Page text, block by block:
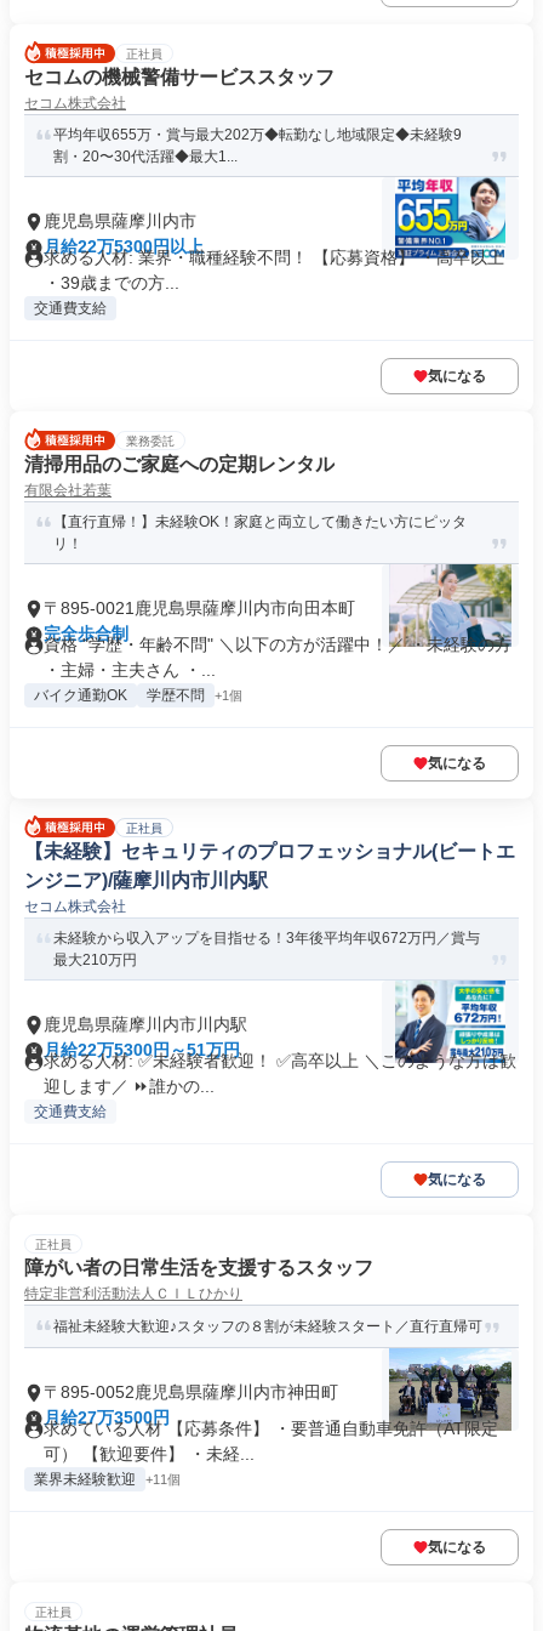
正社員
セコムの機械警備サービススタッフ
セコム株式会社
平均年収655万・賞与最大202万◆転勤なし地域限定◆未経験9
割・20〜30代活躍◆最大1...
鹿児島県薩摩川内市
月給22万5300円以上
求める人材: 業界・職種経験不問！ 【応募資格】 ・高卒以上
・39歳までの方...
交通費支給
気になる
業務委託
清掃用品のご家庭への定期レンタル
有限会社若葉
【直行直帰！】未経験OK！家庭と両立して働きたい方にピッタ
リ！
〒895-0021鹿児島県薩摩川内市向田本町
完全歩合制
資格 "学歴・年齢不問" ＼以下の方が活躍中！／ ・未経験の方
・主婦・主夫さん ・...
バイク通勤OK 学歴不問 +1個
気になる
正社員
【未経験】セキュリティのプロフェッショナル(ビートエ
ンジニア)/薩摩川内市川内駅
セコム株式会社
未経験から収入アップを目指せる！3年後平均年収672万円／賞与
最大210万円
鹿児島県薩摩川内市川内駅
月給22万5300円～51万円
求める人材: ✅未経験者歓迎！ ✅高卒以上 ＼このような方は歓
迎します／ ⏩誰かの...
交通費支給
気になる
正社員
障がい者の日常生活を支援するスタッフ
特定非営利活動法人ＣＩＬひかり
福祉未経験大歓迎♪スタッフの８割が未経験スタート／直行直帰可
〒895-0052鹿児島県薩摩川内市神田町
月給27万3500円
求めている人材 【応募条件】 ・要普通自動車免許（AT限定
可） 【歓迎要件】 ・未経...
業界未経験歓迎 +11個
気になる
正社員